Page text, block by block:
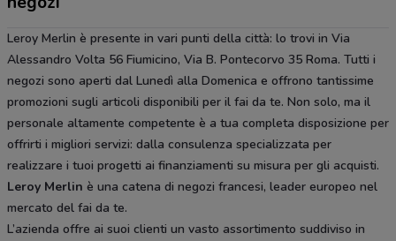
Leroy Merlin è presente in vari punti della città: lo trovi in Via
Alessandro Volta 56 Fiumicino, Via B. Pontecorvo 35 Roma. Tutti i
negozi sono aperti dal Lunedì alla Domenica e offrono tantissime
promozioni sugli articoli disponibili per il fai da te. Non solo, ma il
personale altamente competente è a tua completa disposizione per
offrirti i migliori servizi: dalla consulenza specializzata per
realizzare i tuoi progetti ai finanziamenti su misura per gli acquisti.
Leroy Merlin è una catena di negozi francesi, leader europeo nel
mercato del fai da te.
L’azienda offre ai suoi clienti un vasto assortimento suddiviso in